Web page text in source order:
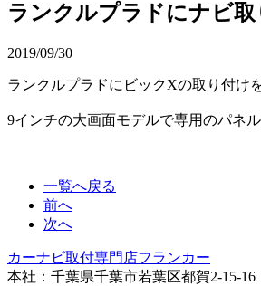
ランクルプラドにナビ取
2019/09/30
ランクルプラドにビックXの取り付け
9インチの大画面モデルで専用のパネ
一覧へ戻る
前へ
次へ
カーナビ取付専⾨店フランカー
本社：千葉県千葉市若葉区都賀2-15-16